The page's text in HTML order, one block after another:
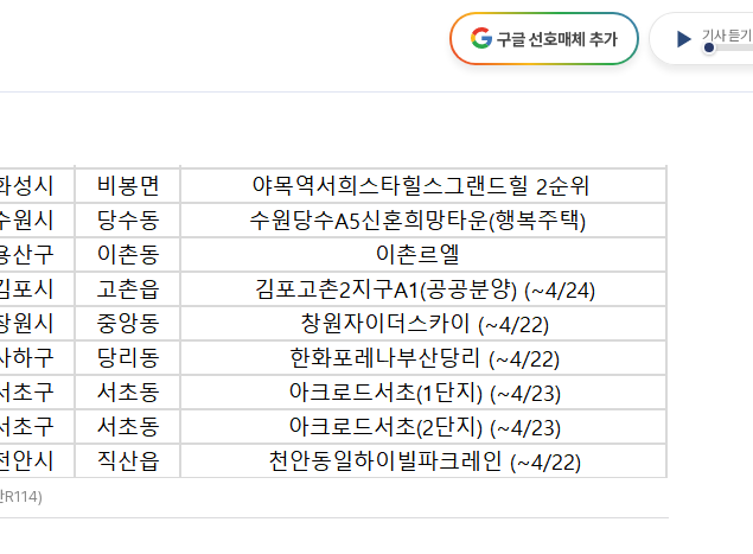
기사 듣기
구글 선호매체 추가
R114)